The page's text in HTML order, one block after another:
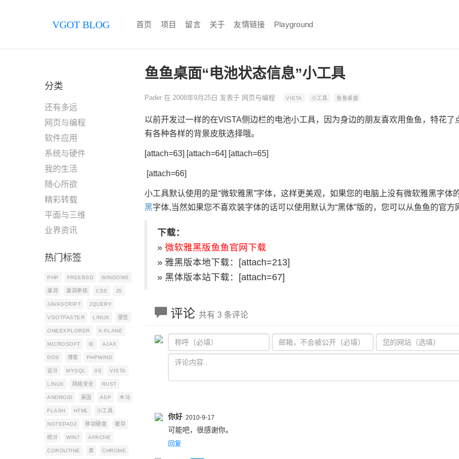
VGOT BLOG 首页 项目 留言 关于 友情链接 Playground
分类
还有多远
网页与编程
软件应用
系统与硬件
我的生活
随心所欲
精彩转载
平面与三维
业界资讯
热门标签
PHP FREEBSD WINDOWS
漏洞 漏洞审核 CSS JS
JAVASCRIPT JQUERY
VGOTFASTER LINUX 便签
ONEEXPLORER X-PLANE
MICROSOFT IE AJAX
DOS 博客 PHPWIND
设计 MYSQL IIS VISTA
LINUX 网络安全 RUST
ANDROID 美国 ASP 木马
FLASH HTML 小工具
NOTEPAD2 移动硬盘 缓存
统计 WIN7 APACHE
COROUTINE 类 CHROME
鱼鱼桌面“电池状态信息”小工具
Pader 在 2008年9月25日 发表于 网页与编程 VISTA 小工具 鱼鱼桌面
以前开发过一样的在VISTA侧边栏的电池小工具，因为身边的朋友喜欢用鱼鱼，特花
有各种各样的背景皮肤选择哦。
[attach=63] [attach=64] [attach=65]
[attach=66]
小工具默认使用的是“微软雅黑”字体，这样更美观，如果您的电脑上没有微软雅黑字体
黑字体,当然如果您不喜欢装字体的话可以使用默认为“黑体”版的，您可以从鱼鱼的官方
下载：
» 微软雅黑版鱼鱼官网下载
» 雅黑版本地下载： [attach=213]
» 黑体版本站下载： [attach=67]
评论 共有 3 条评论
你好 2010-9-17
可能吧，很感谢你。
回复